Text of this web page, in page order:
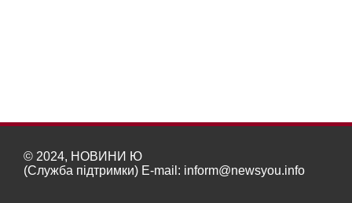
© 2024, НОВИНИ Ю
(Служба підтримки) E-mail: inform@newsyou.info